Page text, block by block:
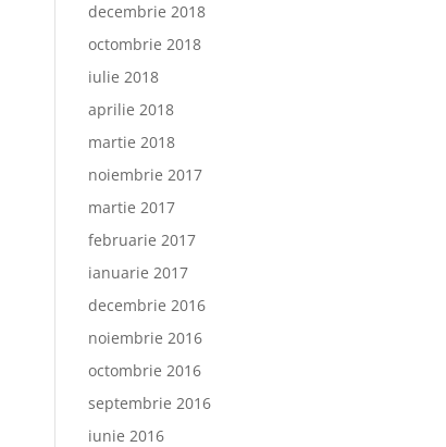
decembrie 2018
octombrie 2018
iulie 2018
aprilie 2018
martie 2018
noiembrie 2017
martie 2017
februarie 2017
ianuarie 2017
decembrie 2016
noiembrie 2016
octombrie 2016
septembrie 2016
iunie 2016